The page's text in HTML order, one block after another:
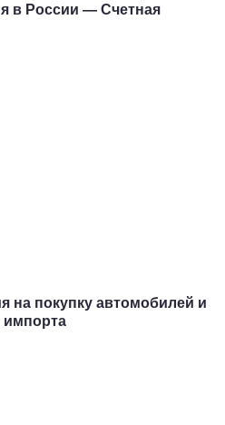
в России — Счетная
на покупку автомобилей и
импорта